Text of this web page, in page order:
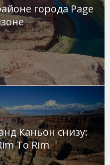
города Page
Каньон снизу:
To Rim